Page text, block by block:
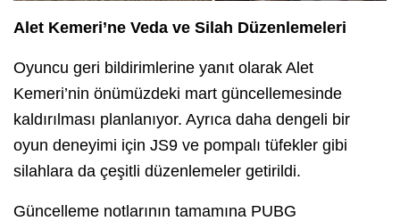
Alet Kemeri’ne Veda ve Silah Düzenlemeleri
Oyuncu geri bildirimlerine yanıt olarak Alet
Kemeri’nin önümüzdeki mart güncellemesinde
kaldırılması planlanıyor. Ayrıca daha dengeli bir
oyun deneyimi için JS9 ve pompalı tüfekler gibi
silahlara da çeşitli düzenlemeler getirildi.
Güncelleme notlarının tamamına PUBG